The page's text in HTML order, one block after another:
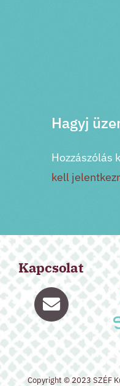
Hagyj
Hozzászólás
kell
Kapcsolat
Copyright © 2023 SZÉF